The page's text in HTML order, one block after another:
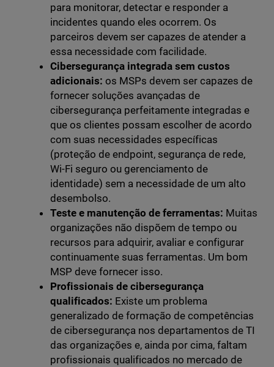
para monitorar, detectar e responder a
incidentes quando eles ocorrem. Os
parceiros devem ser capazes de atender a
essa necessidade com facilidade.
Cibersegurança integrada sem custos
adicionais: os MSPs devem ser capazes de
fornecer soluções avançadas de
cibersegurança perfeitamente integradas e
que os clientes possam escolher de acordo
com suas necessidades específicas
(proteção de endpoint, segurança de rede,
Wi-Fi seguro ou gerenciamento de
identidade) sem a necessidade de um alto
desembolso.
Teste e manutenção de ferramentas: Muitas
organizações não dispõem de tempo ou
recursos para adquirir, avaliar e configurar
continuamente suas ferramentas. Um bom
MSP deve fornecer isso.
Profissionais de cibersegurança
qualificados: Existe um problema
generalizado de formação de competências
de cibersegurança nos departamentos de TI
das organizações e, ainda por cima, faltam
profissionais qualificados no mercado de